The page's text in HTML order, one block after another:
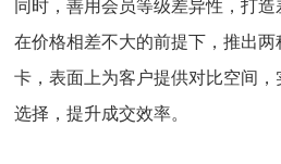
同时，善用会员等级差异性，打造
在价格相差不大的前提下，推出
卡，表面上为客户提供对比空间
选择，提升成交效率。